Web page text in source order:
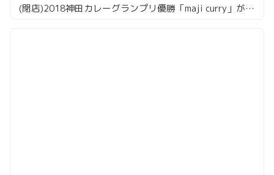
(閉店)2018神田カレーグランプリ優勝「maji curry」が赤坂見附に進出！